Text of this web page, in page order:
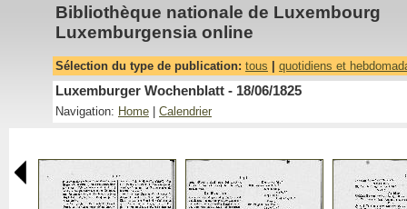
Bibliothèque nationale de Luxembourg
Luxemburgensia online
Sélection du type de publication: tous quotidiens et
Luxemburger Wochenblatt - 18/06/1825
Navigation: Home Calendrier